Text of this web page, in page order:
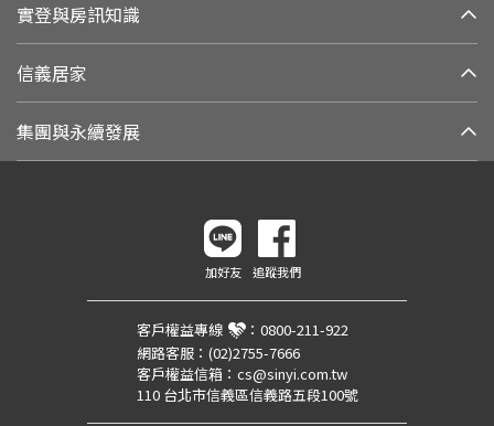
實登與房訊知識
信義居家
集團與永續發展
加好友 追蹤我們
客戶權益專線 ： 0800-211-922
網路客服： (02)2755-7666
客戶權益信箱： cs@sinyi.com.tw
110 台北市信義區信義路五段100號